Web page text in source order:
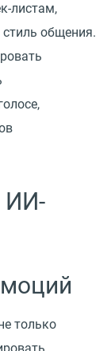
листам,
общения.
ИИ-
только